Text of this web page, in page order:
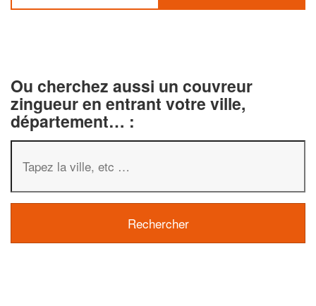
Ou cherchez aussi un couvreur
zingueur en entrant votre ville,
département… :